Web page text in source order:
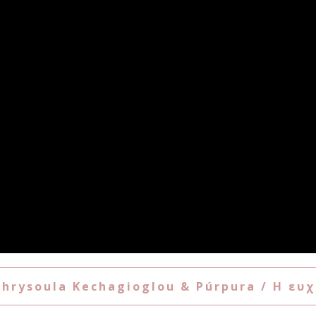
Kechagioglou & Púrpura / Η